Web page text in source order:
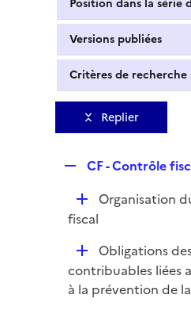
Position dans la série
Versions publiées
Critères de
Replier
p
l
i
e
r
CF - Contrôle
D
é
i
e
Organisation
fiscal
D
é
p
Obligations
contribuables liées
à la prévention de